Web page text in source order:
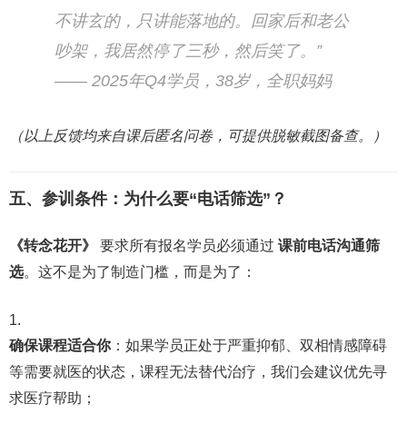
不讲玄的，只讲能落地的。回家后和老公
吵架，我居然停了三秒，然后笑了。”
—— 2025年Q4学员，38岁，全职妈妈
（以上反馈均来自课后匿名问卷，可提供脱敏截图备查。）
五、参训条件：为什么要“电话筛选”？
《转念花开》 要求所有报名学员必须通过 课前电话沟通筛
选。这不是为了制造门槛，而是为了：
确保课程适合你：如果学员正处于严重抑郁、双相情感障碍
等需要就医的状态，课程无法替代治疗，我们会建议优先寻
求医疗帮助；